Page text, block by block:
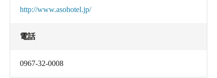
http://www.asohotel.jp/
電話
0967-32-0008